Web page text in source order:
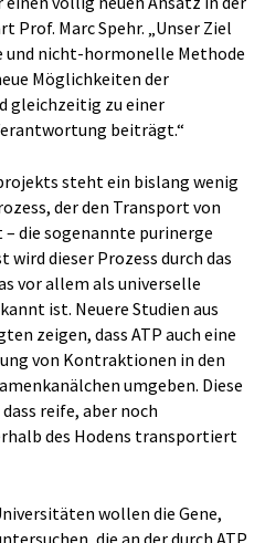
Prof. Marc Spehr. „Unser Ziel
und nicht-hormonelle Methode
Möglichkeiten der
gleichzeitig zu einer
beiträgt.“
steht ein bislang wenig
der den Transport von
die sogenannte purinerge
dieser Prozess durch das
vor allem als universelle
ist. Neuere Studien aus
zeigen, dass ATP auch eine
von Kontraktionen in den
umgeben. Diese
reife, aber noch
des Hodens transportiert
wollen die Gene,
die an der durch ATP